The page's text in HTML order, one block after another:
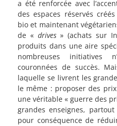
a été renforcée avec
des espaces réservés
bio et maintenant
de « drives» (achats sur
produits dans une aire
nombreuses initiatives
couronnées de succès.
laquelle se livrent les
le même : proposer des prix
une véritable « guerre des
grandes enseignes,
pour conséquence de